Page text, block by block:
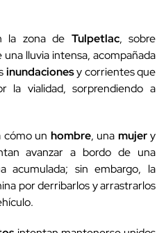
la zona de Tulpetlac, sobre
una lluvia intensa, acompañada
inundacionesy corrientes que
la vialidad, sorprendiendo a
cómo un hombre, una mujery
avanzar a bordo de una
acumulada; sin embargo, la
por derribarlos y arrastrarlos